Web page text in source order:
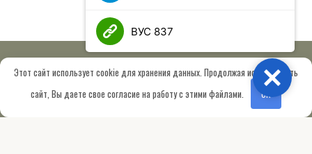
© 2026 МОО «Союз ветеранов спецназа ГРУ имени Героя РФ
Шектаева Д.А.»Сведения об образовательной организации
Этот сайт использует cookie для хранения данных. Продолжая использовать
сайт, Вы даете свое согласие на работу с этими файлами.
OK
ВУС 837
Close